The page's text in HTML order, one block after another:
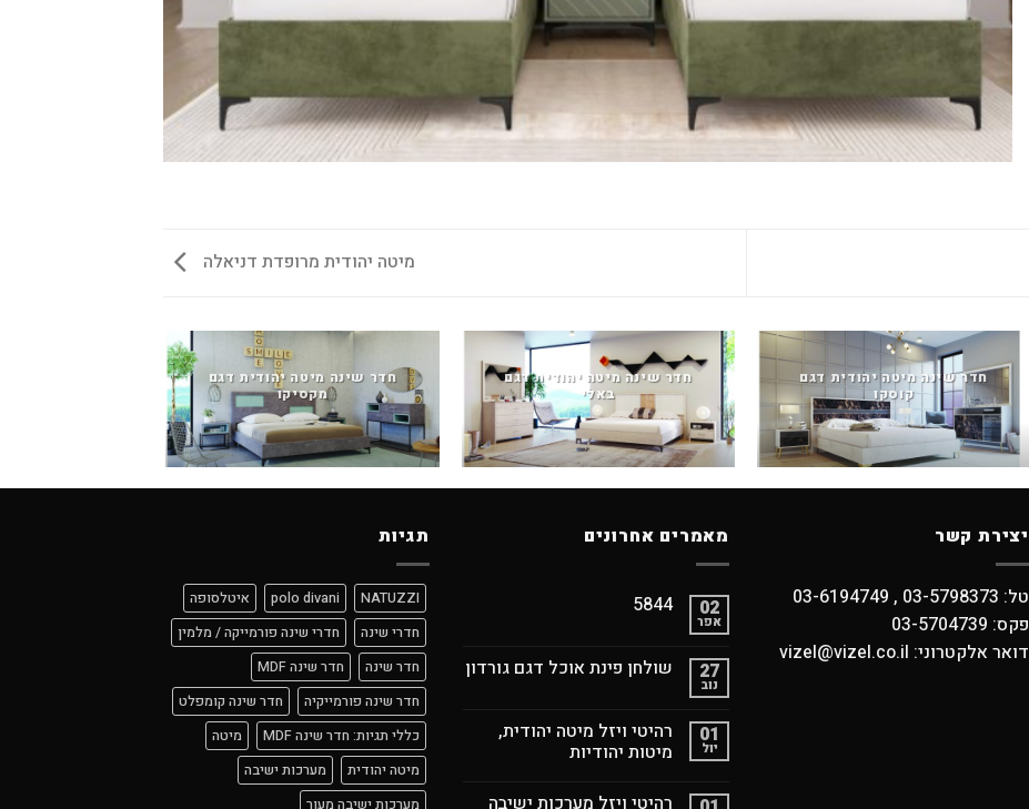
מיטה יהודית מרופדת דניאלה
חדר שינה מיטה יהודית דגם
קוסקו
חדר שינה מיטה יהודית דגם
באלי
חדר שינה מיטה יהודית דגם
מקסיקו
יצירת קשר
טל: 03-5798373 , 03-6194749
פקס: 03-5704739
דואר אלקטרוני: vizel@vizel.co.il
מאמרים אחרונים
02
אפר
5844
27
נוב
שולחן פינת אוכל דגם גורדון
01
יול
רהיטי ויזל מיטה יהודית,
מיטות יהודיות
רהיטי ויזל מערכות ישיבה
תגיות
NATUZZI
polo divani
איטלסופה
חדרי שינה
חדרי שינה פורמייקה / מלמין
חדר שינה
חדר שינה MDF
חדר שינה פורמייקיה
חדר שינה קומפלט
כללי תגיות: חדר שינה MDF
מיטה
מיטה יהודית
מערכות ישיבה
מערכות ישיבה מעור